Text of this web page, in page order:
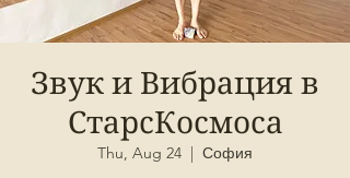
Звук и Вибрация в
СтарсКосмоса
Thu, Aug 24
  |
София